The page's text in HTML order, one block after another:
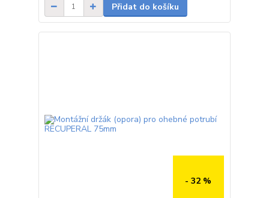
Přidat do košíku
- 32 %